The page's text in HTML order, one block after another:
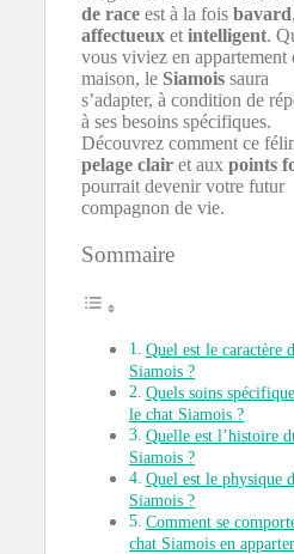
de race est à la fois bavard,
affectueux et intelligent.
vous viviez en appartement
maison, le Siamois saura
s’adapter, à condition de
à ses besoins spécifiques.
Découvrez comment ce
pelage clair et aux points
pourrait devenir votre futur
compagnon de vie.
Sommaire
Quel est le caractère
Siamois ?
Quels soins
le chat Siamois ?
Quelle est l’histoire
Siamois ?
Quel est le physique
Siamois ?
Comment se
chat Siamois en